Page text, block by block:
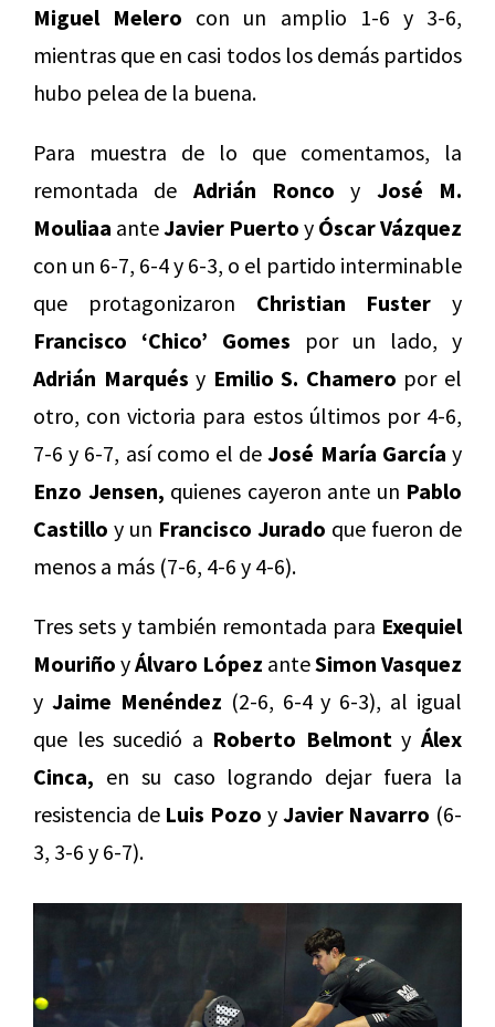
Miguel Melero con un amplio 1-6 y 3-6,
mientras que en casi todos los demás partidos
hubo pelea de la buena.
Para muestra de lo que comentamos, la
remontada de Adrián Ronco y José M.
Mouliaa anteJavier Puerto y Óscar Vázquez
con un 6-7, 6-4 y 6-3, o el partido interminable
que protagonizaron Christian Fuster y
Francisco ‘Chico’ Gomes por un lado, y
Adrián Marqués y Emilio S. Chamero por el
otro, con victoria para estos últimos por 4-6,
7-6 y 6-7, así como el deJosé María Garcíay
Enzo Jensen, quienes cayeron ante un Pablo
Castillo y un Francisco Jurado que fueron de
menos a más (7-6, 4-6 y 4-6).
Tres sets y también remontada para Exequiel
Mouriño yÁlvaro López anteSimon Vasquez
y Jaime Menéndez (2-6, 6-4 y 6-3), al igual
que les sucedió a Roberto BelmontyÁlex
Cinca, en su caso logrando dejar fuera la
resistencia de Luis Pozo y Javier Navarro (6-
3, 3-6 y 6-7).